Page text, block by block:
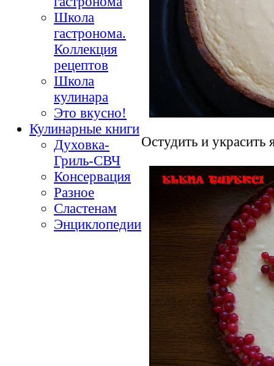
Школа
гастронома.
Коллекция
рецептов
Школа
кулинара
Это вкусно!
Кулинарные книги
Духовка-
Гриль-СВЧ
Консервация
Разное
Сластенам
Энциклопедии
Остудить и украсить